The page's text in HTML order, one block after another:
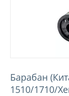
Барабан
1510/1710/